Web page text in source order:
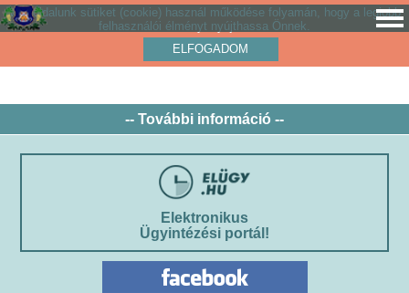
Weboldalunk sütiket (cookie) használ működése folyamán, hogy a legjobb
felhasználói élményt nyújthassa Önnek.
ELFOGADOM
-- További információ --
Elektronikus
Ügyintézési portál!